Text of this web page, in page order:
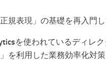
規表現」の基礎を再入門
を使われているディレ
を利用した業務効率化対策